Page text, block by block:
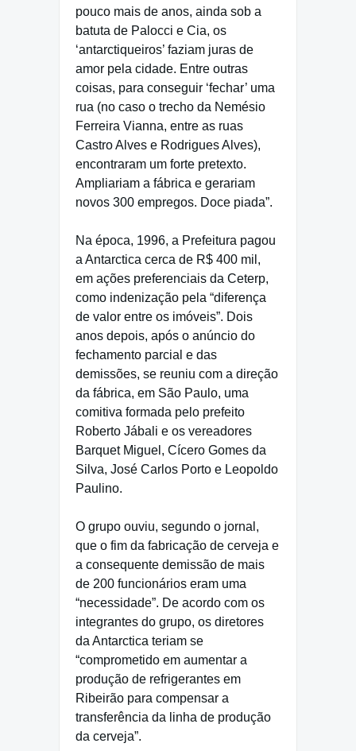
pouco mais de anos, ainda sob a
batuta de Palocci e Cia, os
‘antarctiqueiros’ faziam juras de
amor pela cidade. Entre outras
coisas, para conseguir ‘fechar’ uma
rua (no caso o trecho da Nemésio
Ferreira Vianna, entre as ruas
Castro Alves e Rodrigues Alves),
encontraram um forte pretexto.
Ampliariam a fábrica e gerariam
novos 300 empregos. Doce piada”.
Na época, 1996, a Prefeitura pagou
a Antarctica cerca de R$ 400 mil,
em ações preferenciais da Ceterp,
como indenização pela “diferença
de valor entre os imóveis”. Dois
anos depois, após o anúncio do
fechamento parcial e das
demissões, se reuniu com a direção
da fábrica, em São Paulo, uma
comitiva formada pelo prefeito
Roberto Jábali e os vereadores
Barquet Miguel, Cícero Gomes da
Silva, José Carlos Porto e Leopoldo
Paulino.
O grupo ouviu, segundo o jornal,
que o fim da fabricação de cerveja e
a consequente demissão de mais
de 200 funcionários eram uma
“necessidade”. De acordo com os
integrantes do grupo, os diretores
da Antarctica teriam se
“comprometido em aumentar a
produção de refrigerantes em
Ribeirão para compensar a
transferência da linha de produção
da cerveja”.